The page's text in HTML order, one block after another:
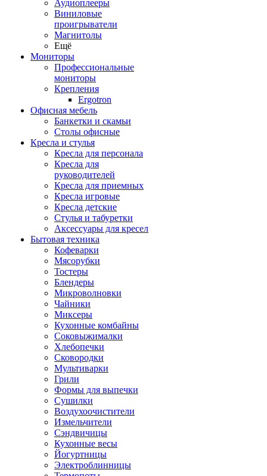
Аудиоплееры
Виниловые
проигрыватели
Магнитолы
Ещё
Мониторы
Профессиональные
мониторы
Крепления
Ergotron
Офисная мебель
Банкетки и скамьи
Столы офисные
Кресла и стулья
Кресла для персонала
Кресла для
руководителей
Кресла для приемных
Кресла игровые
Кресла детские
Стулья и табуретки
Аксессуары для кресел
Бытовая техника
Кофеварки
Мясорубки
Тостеры
Блендеры
Микроволновки
Чайники
Миксеры
Кухонные комбайны
Соковыжималки
Хлебопечки
Сковородки
Мультиварки
Грили
Формы для выпечки
Сушилки
Воздухоочистители
Измельчители
Сэндвичицы
Кухонные весы
Йогуртницы
Электроблинницы